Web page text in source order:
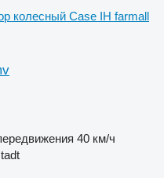
колесный Case IH farmall
40 км/ч